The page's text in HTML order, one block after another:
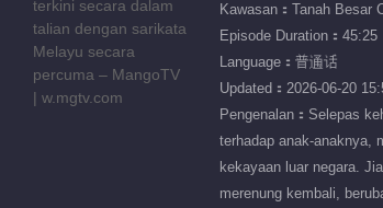
Kawasan：Tanah Besar
Episode Duration：45:25
Language：普通话
Updated：2026-06-20
Pengenalan：Selepas
terhadap anak-anaknya,
kekayaan luar negara.
merenung kembali,